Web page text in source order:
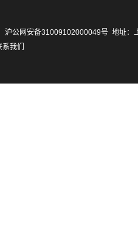
沪公网安备31009102000049号 地址：
系我们